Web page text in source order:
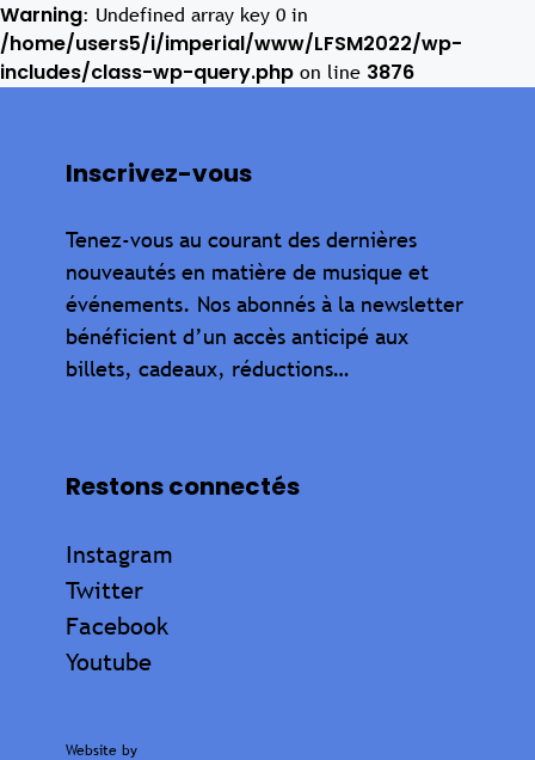
Warning: Undefined array key 0 in
/home/users5/i/imperial/www/LFSM2022/wp-
includes/class-wp-query.php on line 3876
Inscrivez-vous
Tenez-vous au courant des dernières
nouveautés en matière de musique et
événements. Nos abonnés à la newsletter
bénéficient d’un accès anticipé aux
billets, cadeaux, réductions…
Restons connectés
Instagram
Twitter
Facebook
Youtube
Website by